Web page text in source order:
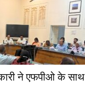
ने एफपीओ के साथ